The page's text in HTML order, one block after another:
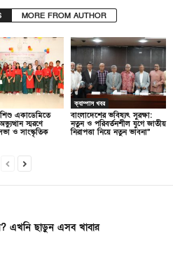
MORE FROM AUTHOR
একাডেমিতে
স্মরণে
ও সাংস্কৃতিক
ক্যাম্পাস খবর
বাংলাদেশের ভবিষ্যৎ সুরক্ষা:
নতুন ও পরিবর্তনশীল যুগে জাতীয়
নিরাপত্তা নিয়ে নতুন ভাবনা”
এখনি ছাড়ুন এসব খাবার